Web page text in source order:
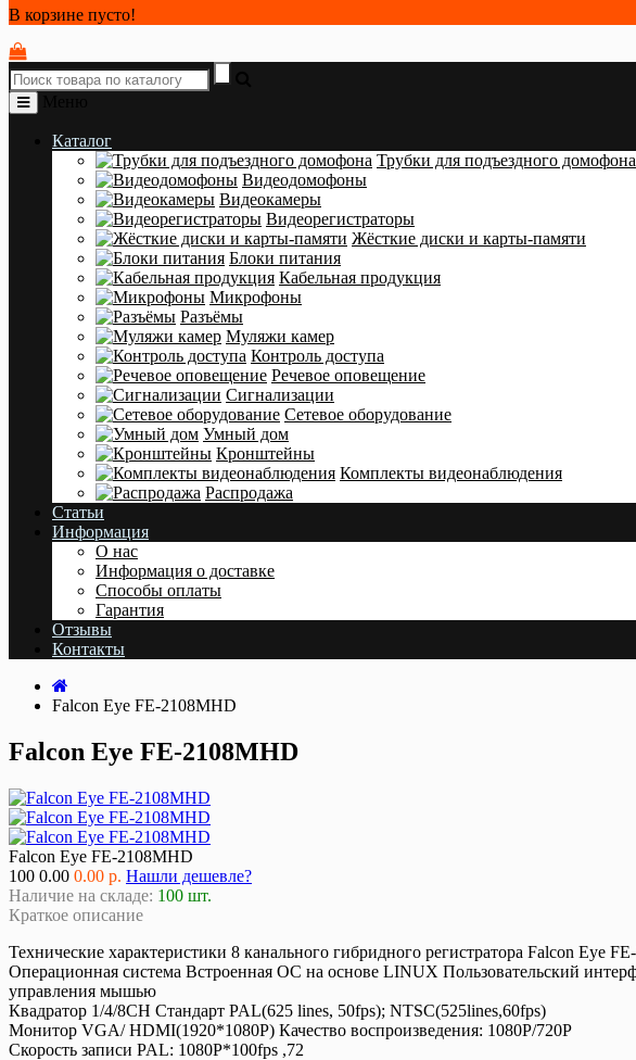
В корзине пусто!
Каталог
Трубки для подъездного домофона
Видеодомофоны
Видеокамеры
Видеорегистраторы
Жёсткие диски и карты-памяти
Блоки питания
Кабельная продукция
Микрофоны
Разъёмы
Муляжи камер
Контроль доступа
Речевое оповещение
Сигнализации
Сетевое оборудование
Умный дом
Кронштейны
Комплекты видеонаблюдения
Распродажа
Статьи
Информация
О нас
Информация о доставке
Cпособы оплаты
Гарантия
Отзывы
Контакты
Falcon Eye FE-2108MHD
Falcon Eye FE-2108MHD
Falcon Eye FE-2108MHD
100 0.00 0.00 р. Нашли дешевле?
Наличие на складе: 100 шт.
Краткое описание
Технические характеристики 8 канального гибридного регистратора Falcon Eye
Операционная система Встроенная ОС на основе LINUX Пользовательский
управления мышью
Квадратор 1/4/8CH Стандарт PAL(625 lines, 50fps); NTSC(525lines,60fps)
Монитор VGA/ HDMI(1920*1080P) Качество воспроизведения: 1080P/720P
Скорость записи PAL: 1080P*100fps ,72